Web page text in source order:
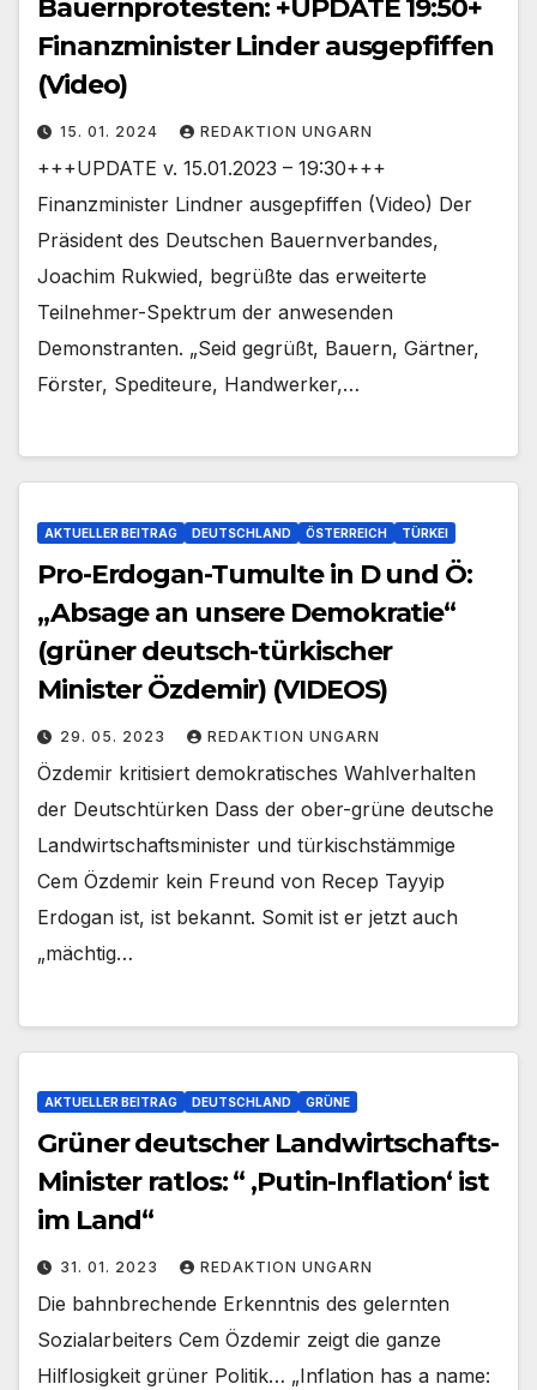
Bauernprotesten: +UPDATE 19:50+
Finanzminister Linder ausgepfiffen
(Video)
15. 01. 2024 REDAKTION UNGARN
+++UPDATE v. 15.01.2023 – 19:30+++
Finanzminister Lindner ausgepfiffen (Video) Der
Präsident des Deutschen Bauernverbandes,
Joachim Rukwied, begrüßte das erweiterte
Teilnehmer-Spektrum der anwesenden
Demonstranten. „Seid gegrüßt, Bauern, Gärtner,
Förster, Spediteure, Handwerker,…
AKTUELLER BEITRAG DEUTSCHLAND ÖSTERREICH TÜRKEI
Pro-Erdogan-Tumulte in D und Ö:
„Absage an unsere Demokratie“
(grüner deutsch-türkischer
Minister Özdemir) (VIDEOS)
29. 05. 2023 REDAKTION UNGARN
Özdemir kritisiert demokratisches Wahlverhalten
der Deutschtürken Dass der ober-grüne deutsche
Landwirtschaftsminister und türkischstämmige
Cem Özdemir kein Freund von Recep Tayyip
Erdogan ist, ist bekannt. Somit ist er jetzt auch
„mächtig…
AKTUELLER BEITRAG DEUTSCHLAND GRÜNE
Grüner deutscher Landwirtschafts-
Minister ratlos: “ ‚Putin-Inflation‘ ist
im Land“
31. 01. 2023 REDAKTION UNGARN
Die bahnbrechende Erkenntnis des gelernten
Sozialarbeiters Cem Özdemir zeigt die ganze
Hilflosigkeit grüner Politik… „Inflation has a name: